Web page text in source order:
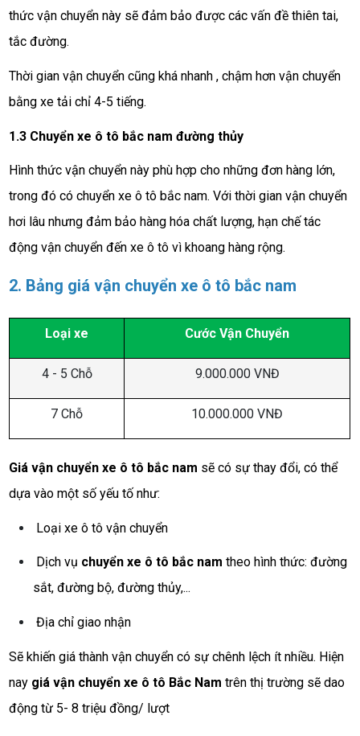
thức vận chuyển này sẽ đảm bảo được các vấn đề thiên tai,
tắc đường.
Thời gian vận chuyển cũng khá nhanh , chậm hơn vận chuyển
bằng xe tải chỉ 4-5 tiếng.
1.3 Chuyển xe ô tô bắc nam đường thủy
Hình thức vận chuyển này phù hợp cho những đơn hàng lớn,
trong đó có chuyển xe ô tô bắc nam. Với thời gian vận chuyển
hơi lâu nhưng đảm bảo hàng hóa chất lượng, hạn chế tác
động vận chuyển đến xe ô tô vì khoang hàng rộng.
2. Bảng giá vận chuyển xe ô tô bắc nam
Loại xe Cước Vận Chuyển
4 - 5 Chỗ 9.000.000 VNĐ
7 Chỗ 10.000.000 VNĐ
Giá vận chuyển xe ô tô bắc nam sẽ có sự thay đổi, có thể
dựa vào một số yếu tố như:
Loại xe ô tô vận chuyển
Dịch vụ chuyển xe ô tô bắc nam theo hình thức: đường
sắt, đường bộ, đường thủy,...
Địa chỉ giao nhận
Sẽ khiến giá thành vận chuyển có sự chênh lệch ít nhiều. Hiện
nay giá vận chuyển xe ô tô Bắc Nam trên thị trường sẽ dao
động từ 5- 8 triệu đồng/ lượt